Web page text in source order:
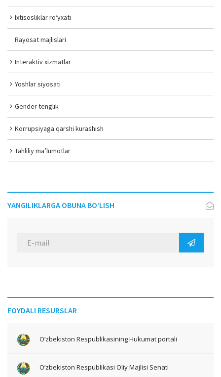
Ixtisosliklar ro‘yxati
Rayosat majlislari
Interaktiv xizmatlar
Yoshlar siyosati
Gender tenglik
Korrupsiyaga qarshi kurashish
Tahliliy ma’lumotlar
YANGILIKLARGA OBUNA BO‘LISH
FOYDALI RESURSLAR
O‘zbekiston Respublikasining Hukumat portali
O‘zbekiston Respublikasi Oliy Majlisi Senati